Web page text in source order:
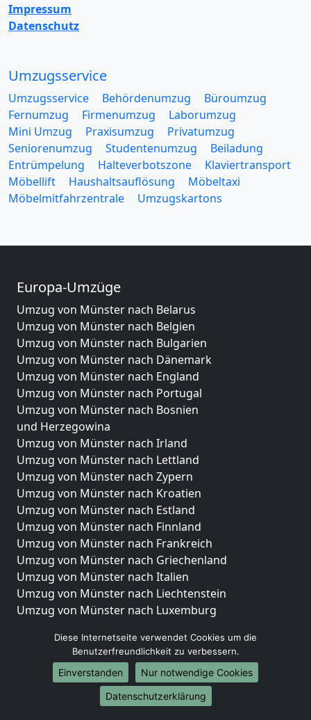
Impressum
Datenschutz
Umzugsservice
Umzugsservice Behördenumzug
Büroumzug
Fernumzug
Firmenumzug
Laborumzug
Mini Umzug
Praxisumzug
Privatumzug
Seniorenumzug
Studentenumzug
Beiladung
Entrümpelung
Halteverbotszone
Klaviertransport
Möbellift
Haushaltsauflösung
Möbeltaxi
Möbelmitfahrzentrale
Umzugskartons
Europa-Umzüge
Umzug von Münster nach Belarus
Umzug von Münster nach Belgien
Umzug von Münster nach Bulgarien
Umzug von Münster nach Dänemark
Umzug von Münster nach England
Umzug von Münster nach Portugal
Umzug von Münster nach Bosnien
und Herzegowina
Umzug von Münster nach Irland
Umzug von Münster nach Lettland
Umzug von Münster nach Zypern
Umzug von Münster nach Kroatien
Umzug von Münster nach Estland
Umzug von Münster nach Finnland
Umzug von Münster nach Frankreich
Umzug von Münster nach Griechenland
Umzug von Münster nach Italien
Umzug von Münster nach Liechtenstein
Umzug von Münster nach Luxemburg
Umzug von Münster nach Norwegen
Umzüge-Deutschlandweit
Umzug von Münster nach Berlin
Umzug von Münster nach Hamburg
Diese Internetseite verwendet Cookies um die
Benutzerfreundlichkeit zu verbessern.
Einverstanden
Nur notwendige Cookies
Datenschutzerklärung